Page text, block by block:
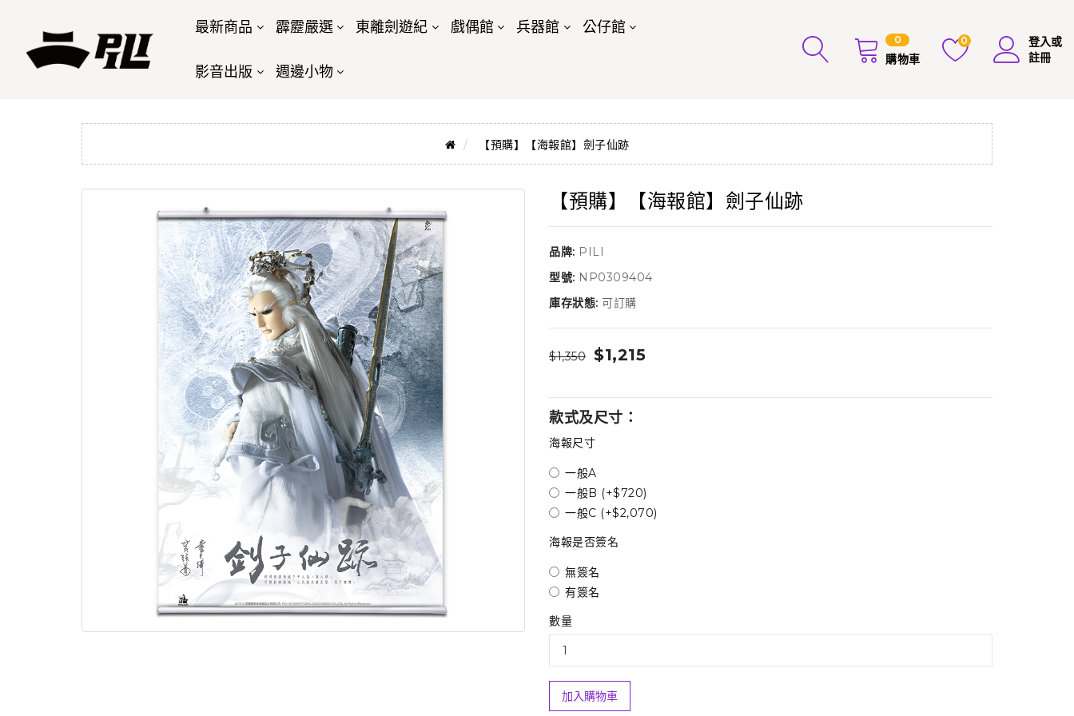
最新商品 霹靂嚴選 東離劍遊紀 戲偶館 兵器館 公仔館
影音出版 週邊小物
0
購物車
0
登入或
註冊
【預購】【海報館】劍子仙跡
【預購】【海報館】劍子仙跡
品牌: PILI
型號: NP0309404
庫存狀態: 可訂購
$1,350 $1,215
款式及尺寸：
海報尺寸
一般A
一般B (+$720)
一般C (+$2,070)
海報是否簽名
無簽名
有簽名
數量
加入購物車